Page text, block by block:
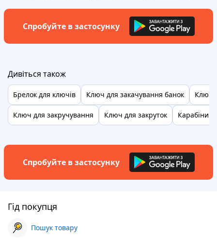
Спробуйте в застосунку
Дивіться також
Брелок для ключів Ключ для закачування банок Ключі
Ключ для закручування Ключ для закруток Карабіни
Спробуйте в застосунку
Гід покупця
Пошук товару